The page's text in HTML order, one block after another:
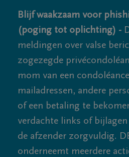
Blijf waakzaam voor
(poging tot oplichting) -
meldingen over valse
zogezegde
mom van een
mailadressen, andere
of een betaling te
verdachte links of
de afzender zorgvuldig.
onderneemt meerdere